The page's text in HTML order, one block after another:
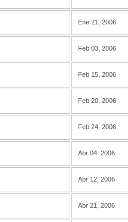
Ene 21, 2006
Feb 03, 2006
Feb 15, 2006
Feb 20, 2006
Feb 24, 2006
Abr 04, 2006
Abr 12, 2006
Abr 21, 2006